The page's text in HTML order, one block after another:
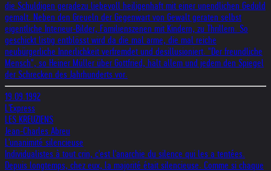
die Schuldigen geradezu liebevoll heiligenhaft mit einer unendlichen Geduld
gemalt. Neben den Greueln der Gegenwart von Gewalt geraten selbst
eigentliche Interieur-Bilder, Familienszenen mit Kindern, zu Thrillern. So
geschickt listig entblösst wird da die mal arme, die mal reiche
neubürgerliche Innerlichkeit verfremdet und desillusioniert. "Der freundliche
Mensch", so Heiner Müller über Gottfried, hält allem und jedem den Spiegel
der Schrecken des Jahrhunderts vor.
19.09.1992
L'Express
LES KREUZIENS
Jean-Charles Abreu
L'unanimité silencieuse
Individualistes à tout crin, c'est l'anarchie du silence qui les a tentées.
Depuis longtemps, chez eux, la majorité était silencieuse. Comme si chaque